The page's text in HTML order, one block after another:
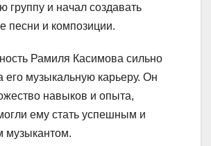
группу и начал создавать
песни и композиции.
Рамиля Касимова сильно
его музыкальную карьеру. Он
навыков и опыта,
ему стать успешным и
музыкантом.